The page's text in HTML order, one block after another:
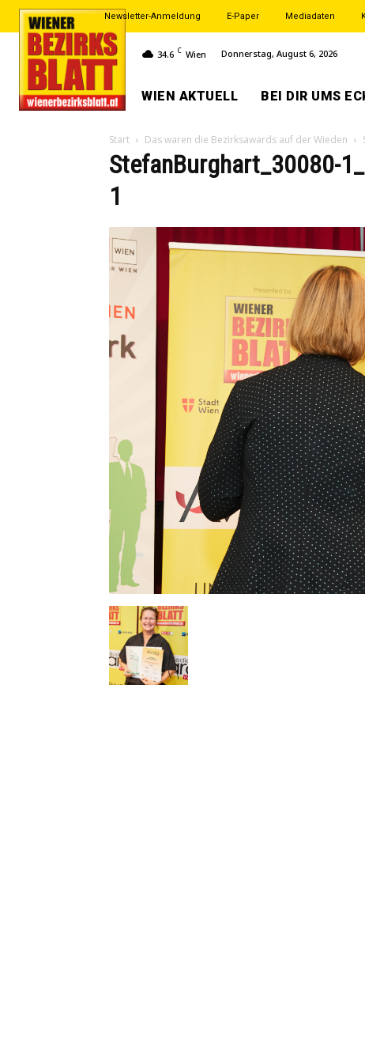
Newsletter-Anmeldung E-Paper Mediadaten
34.6 C Wien Donnerstag, August 6, 2026
WIEN AKTUELL BEI DIR UMS
Start Das waren die Bezirksawards auf der Wieden
StefanBurghart_30080-
1